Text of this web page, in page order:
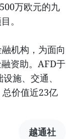
万欧元的九
。
机构，为面向
资助。AFD于
施、交通、
价值近23亿
越通社